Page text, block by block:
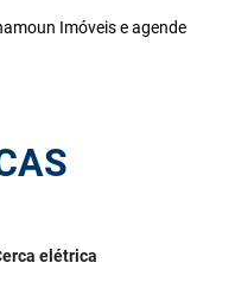
Imóveis e agende
elétrica